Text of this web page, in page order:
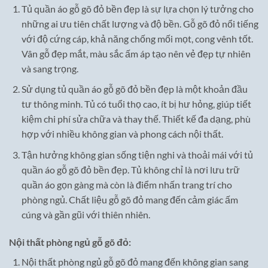
Tủ quần áo gỗ gõ đỏ bền đẹp là sự lựa chọn lý tưởng cho
những ai ưu tiên chất lượng và độ bền. Gỗ gõ đỏ nổi tiếng
với độ cứng cáp, khả năng chống mối mọt, cong vênh tốt.
Vân gỗ đẹp mắt, màu sắc ấm áp tạo nên vẻ đẹp tự nhiên
và sang trọng.
Sử dụng tủ quần áo gỗ gõ đỏ bền đẹp là một khoản đầu
tư thông minh. Tủ có tuổi thọ cao, ít bị hư hỏng, giúp tiết
kiệm chi phí sửa chữa và thay thế. Thiết kế đa dạng, phù
hợp với nhiều không gian và phong cách nội thất.
Tận hưởng không gian sống tiện nghi và thoải mái với tủ
quần áo gỗ gõ đỏ bền đẹp. Tủ không chỉ là nơi lưu trữ
quần áo gọn gàng mà còn là điểm nhấn trang trí cho
phòng ngủ. Chất liệu gỗ gõ đỏ mang đến cảm giác ấm
cúng và gần gũi với thiên nhiên.
Nội thất phòng ngủ gỗ gõ đỏ:
Nội thất phòng ngủ gỗ gõ đỏ mang đến không gian sang